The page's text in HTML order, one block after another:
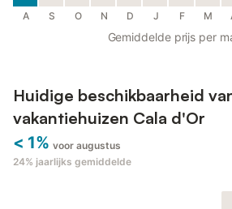
A S O N D J F M
Gemiddelde prijs per
Huidige beschikbaarheid
vakantiehuizen Cala d'Or
< 1% voor augustus
24% jaarlijks gemiddelde